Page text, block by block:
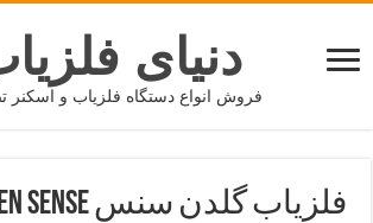
دنیای
فروش انواع دستگاه فلزیاب و اسکنر
فلزیاب گلدن سنس GOLDEN SENSE